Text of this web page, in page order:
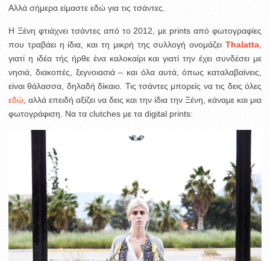
Αλλά σήμερα είμαστε εδώ για τις τσάντες.
Η Ξένη φτιάχνει τσάντες από το 2012, με prints από φωτογραφίες
που τραβάει η ίδια, και τη μικρή της συλλογή ονομάζει Thalatta
γιατί η ιδέα τής ήρθε ένα καλοκαίρι και γιατί την έχει συνδέσει με
νησιά, διακοπές, ξεγνοιασιά – και όλα αυτά, όπως καταλαβαίνεις,
είναι θάλασσα, δηλαδή δίκαιο. Τις τσάντες μπορείς να τις δεις όλες
εδώ , αλλά επειδή αξίζει να δεις και την ίδια την Ξένη, κάναμε και μια
φωτογράφιση. Να τα clutches με τα digital prints: